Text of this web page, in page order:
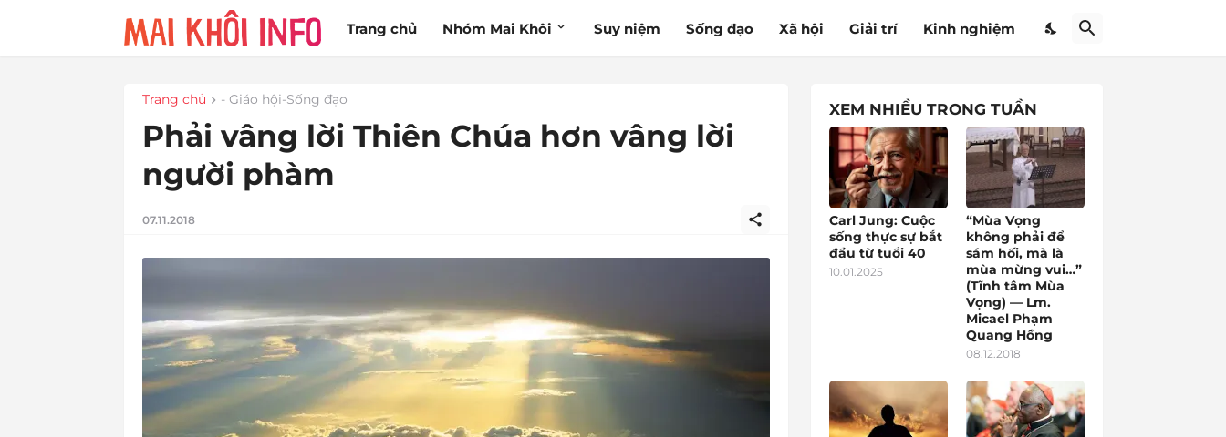
Trang chủ Nhóm Mai Khôi Suy niệm Sống đạo Xã hội Giải trí Kinh nghiệm
Trang chủ - Giáo hội-Sống đạo
Phải vâng lời Thiên Chúa hơn vâng lời
người phàm
07.11.2018
XEM NHIỀU TRONG TUẦN
Carl Jung: Cuộc
sống thực sự bắt
đầu từ tuổi 40
10.01.2025
“Mùa Vọng
không phải để
sám hối, mà là
mùa mừng vui…”
(Tĩnh tâm Mùa
Vọng) — Lm.
Micael Phạm
Quang Hồng
08.12.2018